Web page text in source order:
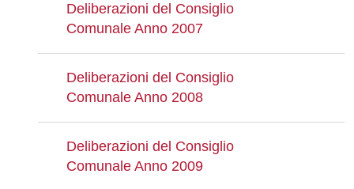
Deliberazioni del Consiglio
Comunale Anno 2007
Deliberazioni del Consiglio
Comunale Anno 2008
Deliberazioni del Consiglio
Comunale Anno 2009